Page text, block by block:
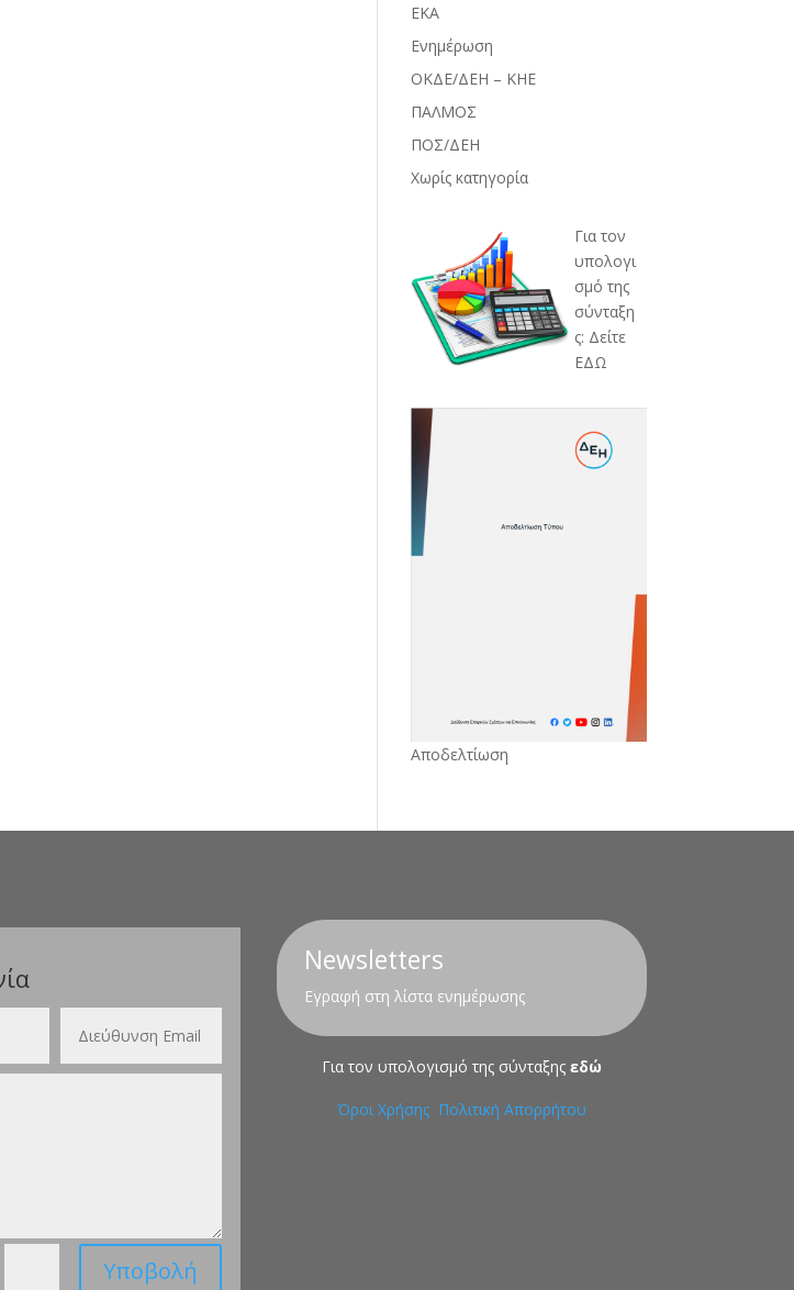
ΕΚΑ
Ενημέρωση
ΟΚΔΕ/ΔΕΗ – ΚΗΕ
ΠΑΛΜΟΣ
ΠΟΣ/ΔΕΗ
Χωρίς κατηγορία
Για τον
υπολογι
σμό της
σύνταξη
ς: Δείτε
ΕΔΩ
Αποδελτίωση
Υποβολή
Newsletters
Εγραφή στη λίστα ενημέρωσης
Για τον υπολογισμό της σύνταξης εδώ
Όροι Χρήσης Πολιτική Απορρήτου